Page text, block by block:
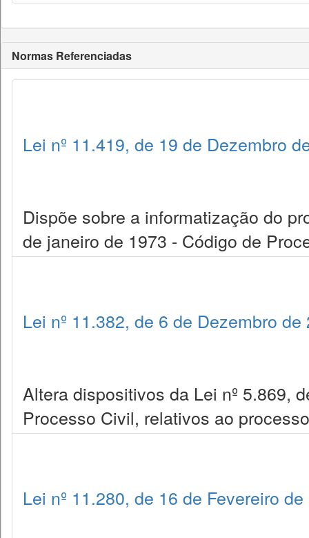
Normas Referenciadas
Lei nº 11.419, de 19 de Dezembro
Dispõe sobre a informatização do
de janeiro de 1973 - Código de
Lei nº 11.382, de 6 de Dezembro de
Altera dispositivos da Lei nº 5.869,
Processo Civil, relativos ao
Lei nº 11.280, de 16 de Fevereiro